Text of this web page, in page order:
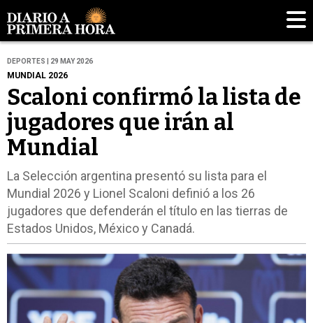
DEPORTES | 29 MAY 2026
MUNDIAL 2026
Scaloni confirmó la lista de
jugadores que irán al
Mundial
La Selección argentina presentó su lista para el
Mundial 2026 y Lionel Scaloni definió a los 26
jugadores que defenderán el título en las tierras de
Estados Unidos, México y Canadá.